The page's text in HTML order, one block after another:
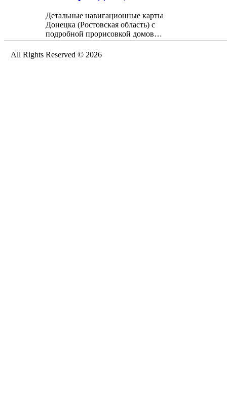
Детальные навигационные карты
Донецка (Ростовская область) с
подробной прорисовкой домов…
All Rights Reserved © 2026